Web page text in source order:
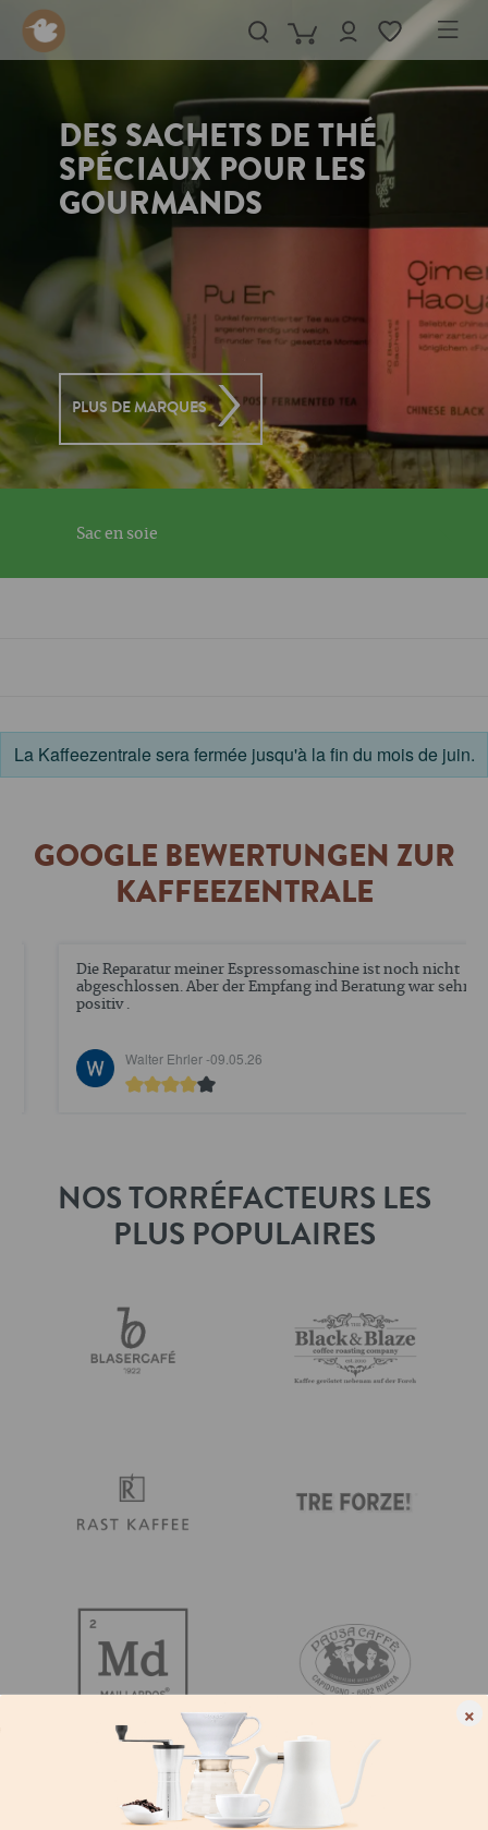
content
DES SACHETS DE THÉ
SPÉCIAUX POUR LES
GOURMANDS
PLUS DE MARQUES
Sac en soie
×
La Kaffeezentrale sera fermée jusqu'à la fin du mois de juin.
GOOGLE BEWERTUNGEN ZUR
KAFFEEZENTRALE
Die Reparatur meiner Espressomaschine ist noch nicht
abgeschlossen. Aber der Empfang ind Beratung war sehr
positiv .
Walter Ehrler -09.05.26
NOS TORRÉFACTEURS LES
PLUS POPULAIRES